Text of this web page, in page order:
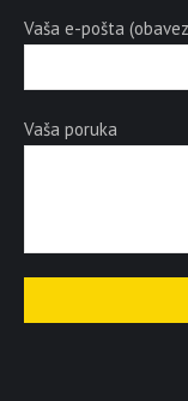
Vaša e-pošta
Vaša poruka